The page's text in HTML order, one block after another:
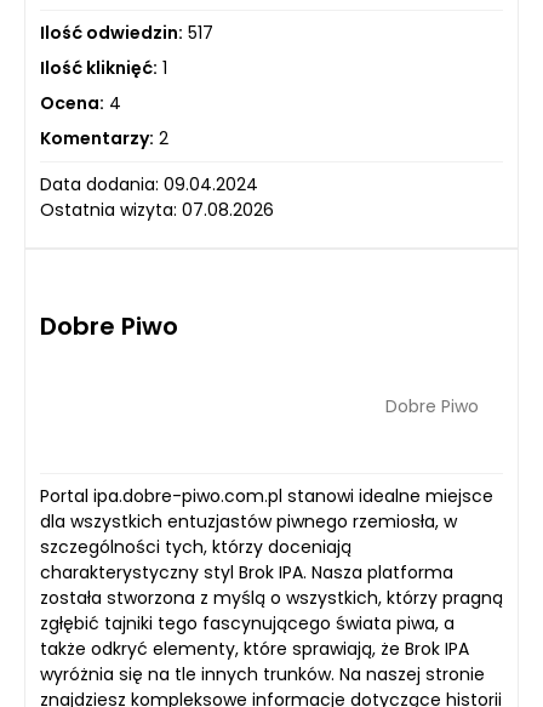
Ilość odwiedzin: 517
Ilość kliknięć: 1
Ocena: 4
Komentarzy: 2
Data dodania: 09.04.2024
Ostatnia wizyta: 07.08.2026
Dobre Piwo
Dobre Piwo
Portal ipa.dobre-piwo.com.pl stanowi idealne miejsce
dla wszystkich entuzjastów piwnego rzemiosła, w
szczególności tych, którzy doceniają
charakterystyczny styl Brok IPA. Nasza platforma
została stworzona z myślą o wszystkich, którzy pragną
zgłębić tajniki tego fascynującego świata piwa, a
także odkryć elementy, które sprawiają, że Brok IPA
wyróżnia się na tle innych trunków. Na naszej stronie
znajdziesz kompleksowe informacje dotyczące historii